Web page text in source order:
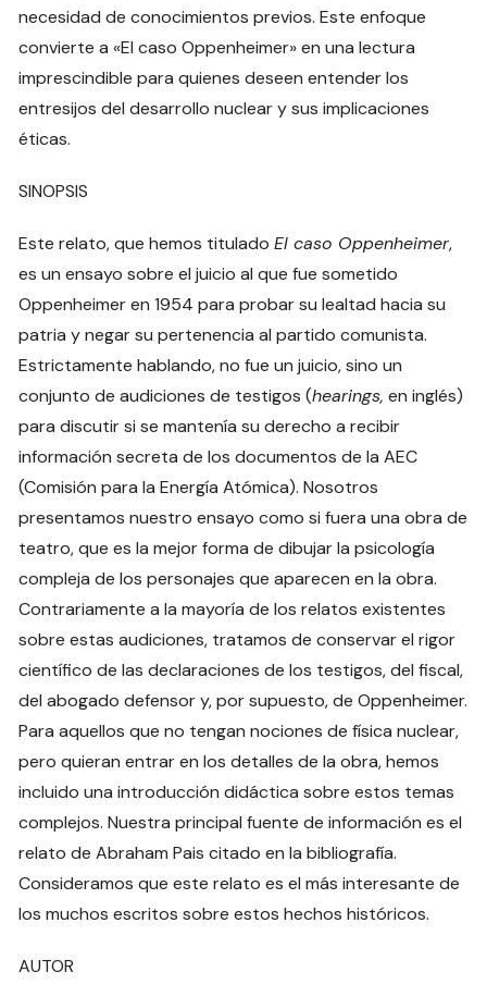
necesidad de conocimientos previos. Este enfoque
convierte a «El caso Oppenheimer» en una lectura
imprescindible para quienes deseen entender los
entresijos del desarrollo nuclear y sus implicaciones
éticas.
SINOPSIS
Este relato, que hemos tituladoEl caso Oppenheimer,
es un ensayo sobre el juicio al que fue sometido
Oppenheimer en 1954 para probar su lealtad hacia su
patria y negar su pertenencia al partido comunista.
Estrictamente hablando, no fue un juicio, sino un
conjunto de audiciones de testigos (hearings, en inglés)
para discutir si se mantenía su derecho a recibir
información secreta de los documentos de la AEC
(Comisión para la Energía Atómica). Nosotros
presentamos nuestro ensayo como si fuera una obra de
teatro, que es la mejor forma de dibujar la psicología
compleja de los personajes que aparecen en la obra.
Contrariamente a la mayoría de los relatos existentes
sobre estas audiciones, tratamos de conservar el rigor
científico de las declaraciones de los testigos, del fiscal,
del abogado defensor y, por supuesto, de Oppenheimer.
Para aquellos que no tengan nociones de física nuclear,
pero quieran entrar en los detalles de la obra, hemos
incluido una introducción didáctica sobre estos temas
complejos. Nuestra principal fuente de información es el
relato de Abraham Pais citado en la bibliografía.
Consideramos que este relato es el más interesante de
los muchos escritos sobre estos hechos históricos.
AUTOR